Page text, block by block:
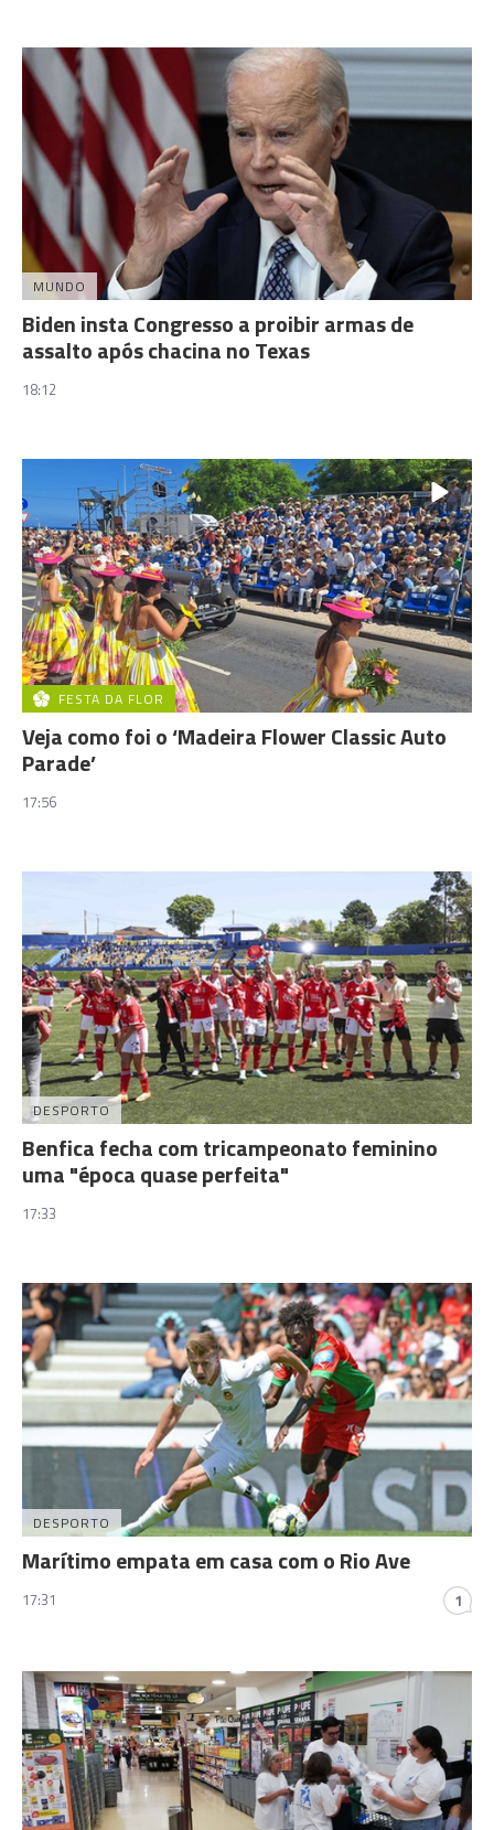
MUNDO
Biden insta Congresso a proibir armas de
assalto após chacina no Texas
18:12
FESTA DA FLOR
Veja como foi o ‘Madeira Flower Classic Auto
Parade’
17:56
DESPORTO
Benfica fecha com tricampeonato feminino
uma "época quase perfeita"
17:33
DESPORTO
Marítimo empata em casa com o Rio Ave
17:31 1